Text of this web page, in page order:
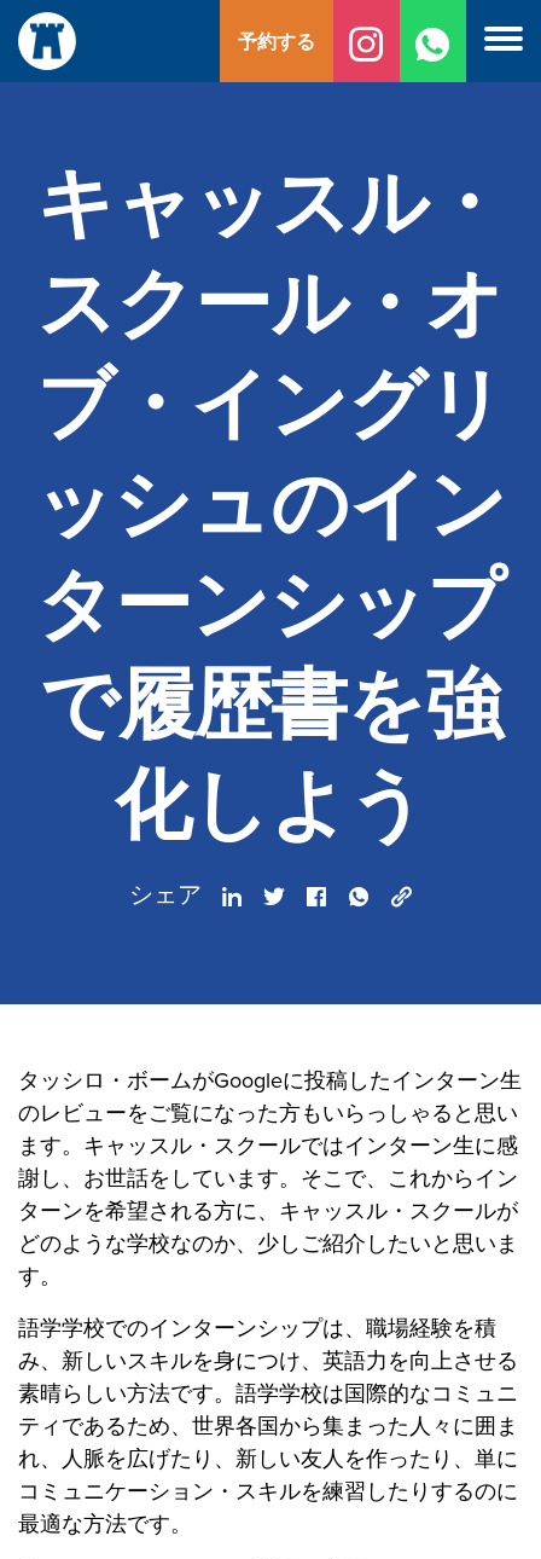
ン
テ
予約する
キャッスル・
スクール・オ
ブ・イングリ
ッシュのイン
ターンシップ
で履歴書を強
化しよう
シェア
タッシロ・ボームがGoogleに投稿したインターン生
のレビューをご覧になった方もいらっしゃると思い
ます。キャッスル・スクールではインターン生に感
謝し、お世話をしています。そこで、これからイン
ターンを希望される方に、キャッスル・スクールが
どのような学校なのか、少しご紹介したいと思いま
す。
語学学校でのインターンシップは、職場経験を積
み、新しいスキルを身につけ、英語力を向上させる
素晴らしい方法です。語学学校は国際的なコミュニ
ティであるため、世界各国から集まった人々に囲ま
れ、人脈を広げたり、新しい友人を作ったり、単に
コミュニケーション・スキルを練習したりするのに
最適な方法です。